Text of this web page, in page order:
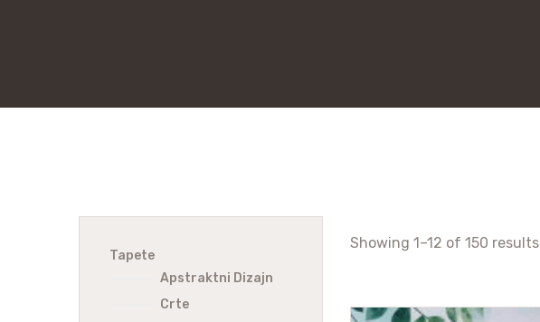
Tapete
Apstraktni Dizajn
Crte
Showing 1–12 of 150 results